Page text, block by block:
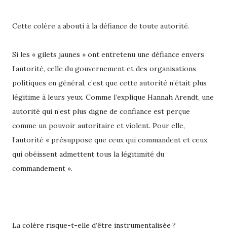
Cette colère a abouti à la défiance de toute autorité.
Si les « gilets jaunes » ont entretenu une défiance envers
l’autorité, celle du gouvernement et des organisations
politiques en général, c’est que cette autorité n’était plus
légitime à leurs yeux. Comme l’explique Hannah Arendt, une
autorité qui n’est plus digne de confiance est perçue
comme un pouvoir autoritaire et violent. Pour elle,
l’autorité « présuppose que ceux qui commandent et ceux
qui obéissent admettent tous la légitimité du
commandement ».
La colère risque-t-elle d’être instrumentalisée ?